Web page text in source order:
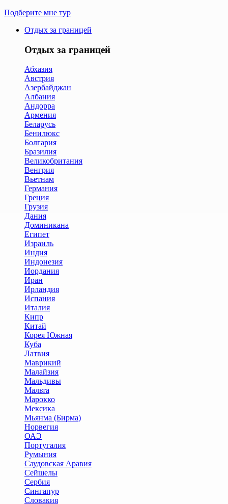
Подберите мне тур
Отдых за границей
Отдых за границей
Абхазия
Австрия
Азербайджан
Албания
Андорра
Армения
Беларусь
Бенилюкс
Болгария
Бразилия
Великобритания
Венгрия
Вьетнам
Германия
Греция
Грузия
Дания
Доминикана
Египет
Израиль
Индия
Индонезия
Иордания
Иран
Ирландия
Испания
Италия
Кипр
Китай
Корея Южная
Куба
Латвия
Маврикий
Малайзия
Мальдивы
Мальта
Марокко
Мексика
Мьянма (Бирма)
Норвегия
ОАЭ
Португалия
Румыния
Саудовская Аравия
Сейшелы
Сербия
Сингапур
Словакия